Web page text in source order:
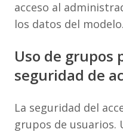
acceso al
los datos del modelo.
Uso de grupos
seguridad de
La seguridad del
grupos de usuarios.